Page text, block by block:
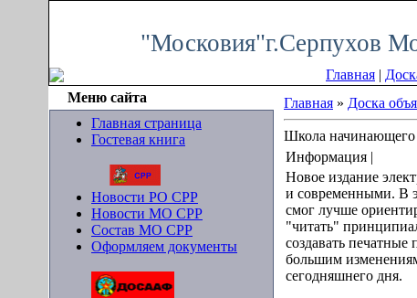
"Московия"г.Серпухов
Главная |
Меню сайта
Главная страница
Гостевая книга
Новости РО СРР
Новости МО СРР
Состав МО СРР
Оформляем документы
Главная » Доска
Школа начинающего
Информация |
Новое издание
и современными. В
смог лучше
"читать"
создавать печатные
большим
сегодняшнего дня.